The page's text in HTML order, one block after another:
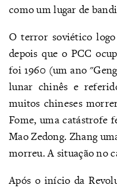
como um lugar de
O terror soviético
depois que o PCC
foi 1960 (um ano
lunar chinês e
muitos chineses
Fome, uma catástrofe
Mao Zedong. Zhang
morreu. A situação no
Após o início da